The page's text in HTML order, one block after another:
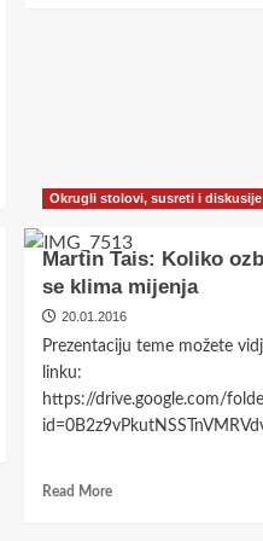
teza
Okrugli stolovi, susreti i diskusije
Martin Tais: Koliko
se klima mijenja
20.01.2016
Prezentaciju teme možete
linku:
https://drive.google.com/
Read MoreRead